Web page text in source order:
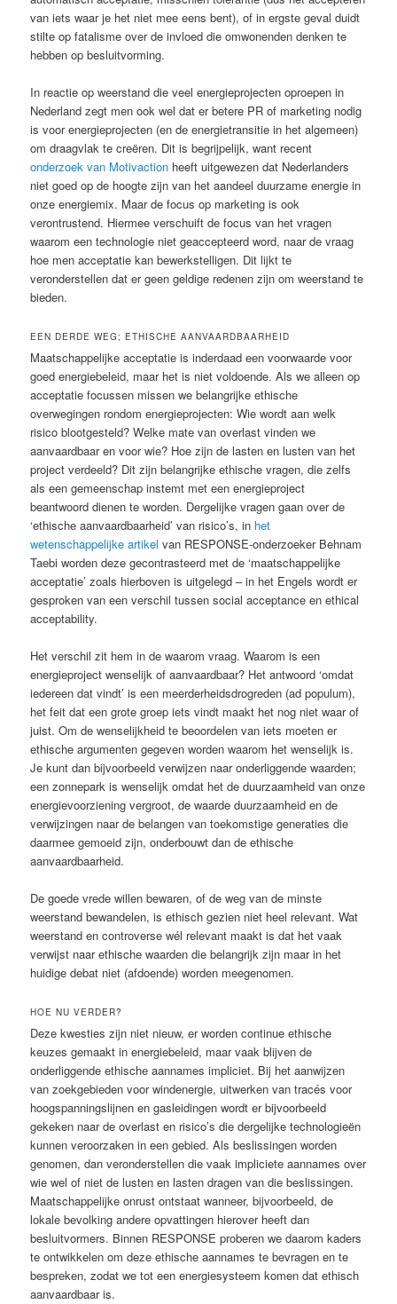
van iets waar je het niet mee eens bent), of in ergste geval duidt
stilte op fatalisme over de invloed die omwonenden denken te
hebben op besluitvorming.
In reactie op weerstand die veel energieprojecten oproepen in
Nederland zegt men ook wel dat er betere PR of marketing nodig
is voor energieprojecten (en de energietransitie in het algemeen)
om draagvlak te creëren. Dit is begrijpelijk, want recent
onderzoek van Motivaction heeft uitgewezen dat Nederlanders
niet goed op de hoogte zijn van het aandeel duurzame energie in
onze energiemix. Maar de focus op marketing is ook
verontrustend. Hiermee verschuift de focus van het vragen
waarom een technologie niet geaccepteerd word, naar de vraag
hoe men acceptatie kan bewerkstelligen. Dit lijkt te
veronderstellen dat er geen geldige redenen zijn om weerstand te
bieden.
EEN DERDE WEG; ETHISCHE AANVAARDBAARHEID
Maatschappelijke acceptatie is inderdaad een voorwaarde voor
goed energiebeleid, maar het is niet voldoende. Als we alleen op
acceptatie focussen missen we belangrijke ethische
overwegingen rondom energieprojecten: Wie wordt aan welk
risico blootgesteld? Welke mate van overlast vinden we
aanvaardbaar en voor wie? Hoe zijn de lasten en lusten van het
project verdeeld? Dit zijn belangrijke ethische vragen, die zelfs
als een gemeenschap instemt met een energieproject
beantwoord dienen te worden. Dergelijke vragen gaan over de
‘ethische aanvaardbaarheid’ van risico’s, in het
wetenschappelijke artikel van RESPONSE-onderzoeker Behnam
Taebi worden deze gecontrasteerd met de ‘maatschappelijke
acceptatie’ zoals hierboven is uitgelegd – in het Engels wordt er
gesproken van een verschil tussen social acceptance en ethical
acceptability.
Het verschil zit hem in de waarom vraag. Waarom is een
energieproject wenselijk of aanvaardbaar? Het antwoord ‘omdat
iedereen dat vindt’ is een meerderheidsdrogreden (ad populum),
het feit dat een grote groep iets vindt maakt het nog niet waar of
juist. Om de wenselijkheid te beoordelen van iets moeten er
ethische argumenten gegeven worden waarom het wenselijk is.
Je kunt dan bijvoorbeeld verwijzen naar onderliggende waarden;
een zonnepark is wenselijk omdat het de duurzaamheid van onze
energievoorziening vergroot, de waarde duurzaamheid en de
verwijzingen naar de belangen van toekomstige generaties die
daarmee gemoeid zijn, onderbouwt dan de ethische
aanvaardbaarheid.
De goede vrede willen bewaren, of de weg van de minste
weerstand bewandelen, is ethisch gezien niet heel relevant. Wat
weerstand en controverse wél relevant maakt is dat het vaak
verwijst naar ethische waarden die belangrijk zijn maar in het
huidige debat niet (afdoende) worden meegenomen.
HOE NU VERDER?
Deze kwesties zijn niet nieuw, er worden continue ethische
keuzes gemaakt in energiebeleid, maar vaak blijven de
onderliggende ethische aannames impliciet. Bij het aanwijzen
van zoekgebieden voor windenergie, uitwerken van tracés voor
hoogspanningslijnen en gasleidingen wordt er bijvoorbeeld
gekeken naar de overlast en risico’s die dergelijke technologieën
kunnen veroorzaken in een gebied. Als beslissingen worden
genomen, dan veronderstellen die vaak impliciete aannames over
wie wel of niet de lusten en lasten dragen van die beslissingen.
Maatschappelijke onrust ontstaat wanneer, bijvoorbeeld, de
lokale bevolking andere opvattingen hierover heeft dan
besluitvormers. Binnen RESPONSE proberen we daarom kaders
te ontwikkelen om deze ethische aannames te bevragen en te
bespreken, zodat we tot een energiesysteem komen dat ethisch
aanvaardbaar is.